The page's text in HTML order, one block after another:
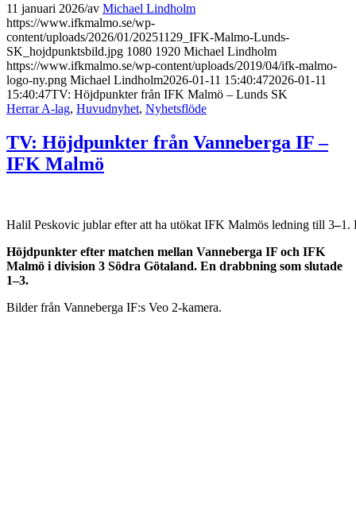
11 januari 2026/av Michael Lindholm
https://www.ifkmalmo.se/wp-
content/uploads/2026/01/20251129_IFK-Malmo-Lunds-
SK_hojdpunktsbild.jpg 1080 1920 Michael Lindholm
https://www.ifkmalmo.se/wp-content/uploads/2019/04/ifk-malmo-
logo-ny.png Michael Lindholm2026-01-11 15:40:472026-01-11
15:40:47TV: Höjdpunkter från IFK Malmö – Lunds SK
Herrar A-lag, Huvudnyhet, Nyhetsflöde
TV: Höjdpunkter från Vanneberga IF –
IFK Malmö
Halil Peskovic jublar efter att ha utökat IFK Malmös ledning till 3–1.
Höjdpunkter efter matchen mellan Vanneberga IF och IFK
Malmö i division 3 Södra Götaland. En drabbning som slutade
1–3.
Bilder från Vanneberga IF:s Veo 2-kamera.